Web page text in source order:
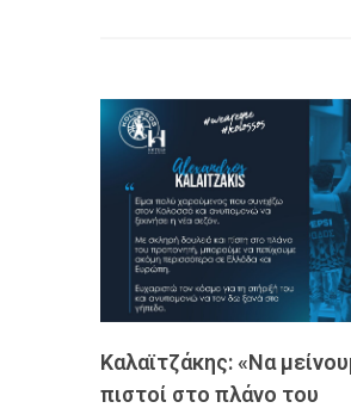
Καλαϊτζάκης: «Να
πιστοί στο πλάνο του